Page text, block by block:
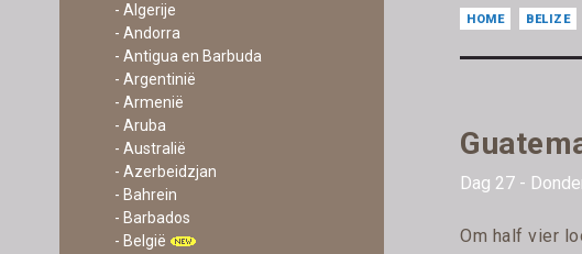
- Algerije
- Andorra
- Antigua en Barbuda
- Argentinië
- Armenië
- Aruba
- Australië
- Azerbeidzjan
- Bahrein
- Barbados
- België
HOME BELIZE
Dag 27 -
Om half vier